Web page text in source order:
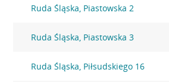
Ruda Śląska, Piastowska 2
Ruda Śląska, Piastowska 3
Ruda Śląska, Piłsudskiego 16